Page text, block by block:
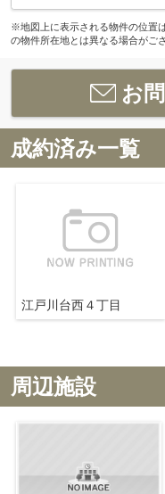
※地図上に表示される物件の位置
の物件所在地とは異なる場合がご
お
成約済み一覧
江戸川台西４丁目
周辺施設